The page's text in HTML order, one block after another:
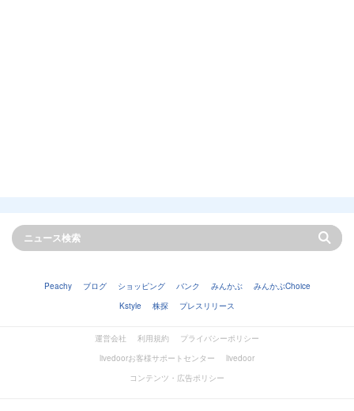
Peachy ブログ ショッピング バンク みんかぶ
みんかぶChoice
Kstyle
株探 プレスリリース
運営会社 利用規約
プライバシーポリシー
livedoorお客様サポートセンター
livedoor
コンテンツ・広告ポリシー